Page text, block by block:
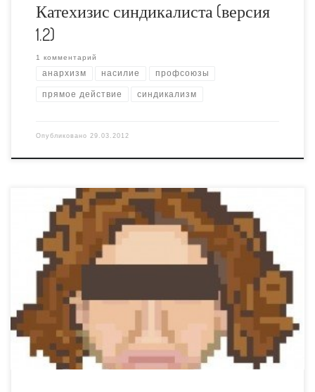
Катехизис синдикалиста (версия
1.2)
1 комментарий
анархизм насилие профсоюзы
прямое действие синдикализм
Опубликовано 29.03.2012
По ссылке – весьма показательная дискуссия с
феминисткой Надей Плунгян, уважаемой, которая
сочла акцию Войны “лобзай мусора” изнасилованием
женщин-милиционеров.
http://users.livejournal.com/_palka/472382.html?
thread=8509502& В итоге, моя собеседница привела
свою позицию к исчерпывающей формуле: Я считаю
гендер более всеобъемлющей и значимой вещью, чем
класс. Собственно говоря, именно поэтому я несколько
скептически отношусь к любой […]